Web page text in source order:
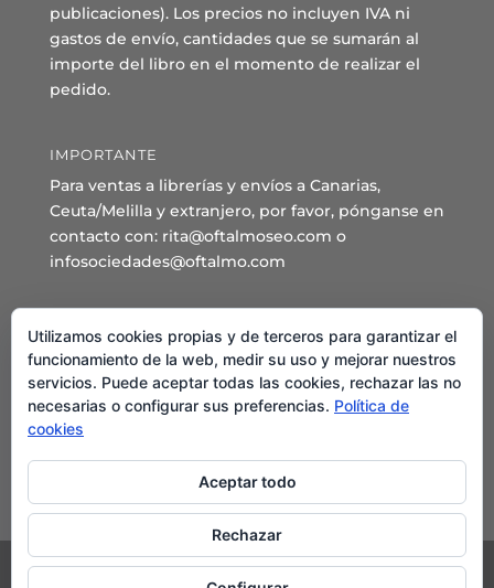
publicaciones). Los precios no incluyen IVA ni
gastos de envío, cantidades que se sumarán al
importe del libro en el momento de realizar el
pedido.
IMPORTANTE
Para ventas a librerías y envíos a Canarias,
Ceuta/Melilla y extranjero, por favor, pónganse en
contacto con: rita@oftalmoseo.com o
infosociedades@oftalmo.com
Sede Administrativa y Secretaría General
C/ Arcipreste de Hita 14 – 1º Derecha.
28015 – Madrid
Teléfono: 91 544 80 35 - 91 544 58 79
Mail:
Utilizamos cookies propias y de terceros para garantizar el
funcionamiento de la web, medir su uso y mejorar nuestros
servicios. Puede aceptar todas las cookies, rechazar las no
necesarias o configurar sus preferencias. Política de
cookies
Aceptar todo
Rechazar